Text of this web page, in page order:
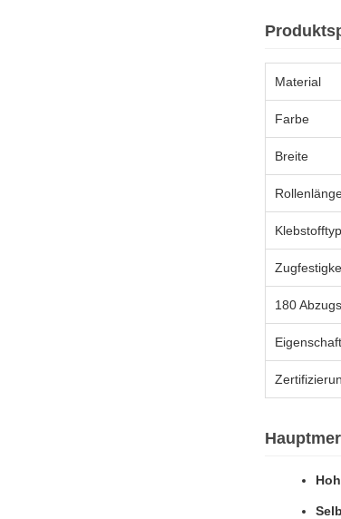
Material
Farbe
Breite
Klebstofftyp
180